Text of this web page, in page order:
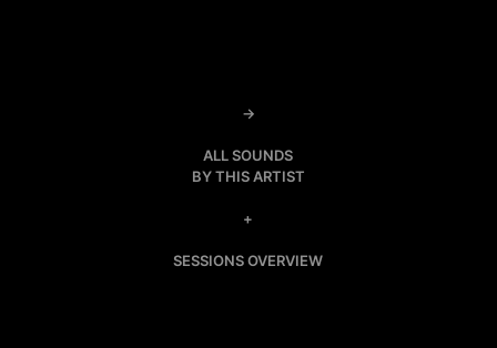
→
ALL SOUNDS
BY THIS ARTIST
+
SESSIONS OVERVIEW